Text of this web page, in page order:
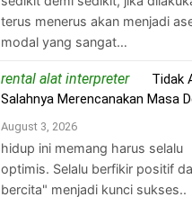
terus menerus akan menjadi
modal yang sangat…
rental alat interpreteron Tidak
Salahnya Merencanakan Masa
August 3, 2026
hidup ini memang harus selalu
optimis. Selalu berfikir positif
bercita" menjadi kunci sukses..